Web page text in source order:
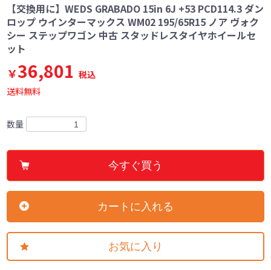
【交換用に】WEDS GRABADO 15in 6J +53 PCD114.3 ダン
ロップ ウインターマックス WM02 195/65R15 ノア ヴォク
シー ステップワゴン 中古 スタッドレスタイヤホイールセ
ット
￥36,801 税込
送料無料
数量
今すぐ買う
カートに入れる
お気に入り